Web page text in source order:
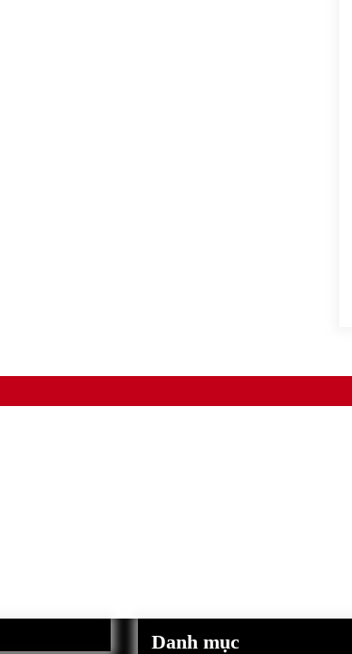
Danh mục